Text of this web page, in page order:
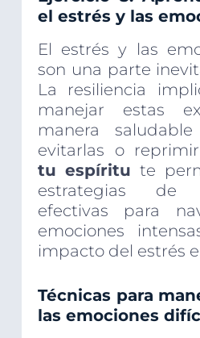
el estrés y las
El estrés y las
son una parte
La resiliencia
manejar estas
manera
evitarlas o
tu espíritu te
estrategias de
efectivas para
emociones
impacto del estrés
Técnicas para
las emociones